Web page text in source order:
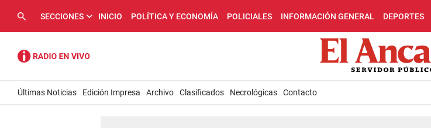
SECCIONES INICIO POLÍTICA Y ECONOMÍA POLICIALES INFORMACIÓN GENERAL DEPORTES
Últimas Noticias Edición Impresa Archivo Clasificados Necrológicas Contacto